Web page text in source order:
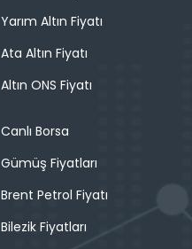
Yarım Altın Fiyatı
Ata Altın Fiyatı
Altın ONS Fiyatı
Canlı Borsa
Gümüş Fiyatları
Brent Petrol Fiyatı
Bilezik Fiyatları